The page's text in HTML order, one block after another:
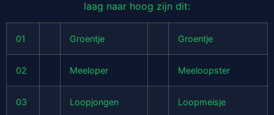
laag naar hoog zijn dit:
01 Groentje Groentje
02 Meeloper Meeloopster
03 Loopjongen Loopmeisje